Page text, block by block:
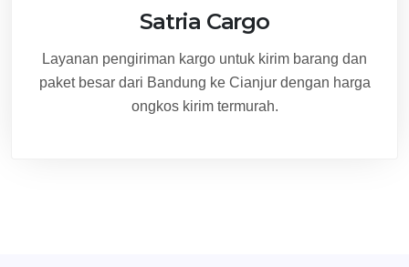
Satria Cargo
Layanan pengiriman kargo untuk kirim barang dan
paket besar dari Bandung ke Cianjur dengan harga
ongkos kirim termurah.